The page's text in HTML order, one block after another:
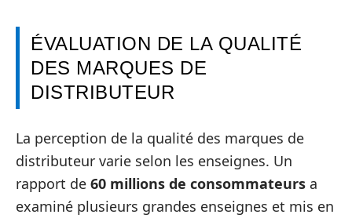
ÉVALUATION DE LA QUALITÉ
DES MARQUES DE
DISTRIBUTEUR
La perception de la qualité des marques de
distributeur varie selon les enseignes. Un
rapport de 60 millions de consommateurs a
examiné plusieurs grandes enseignes et mis en